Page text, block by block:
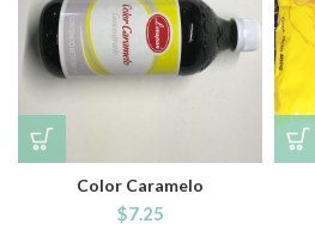
Color Caramelo
$7.25